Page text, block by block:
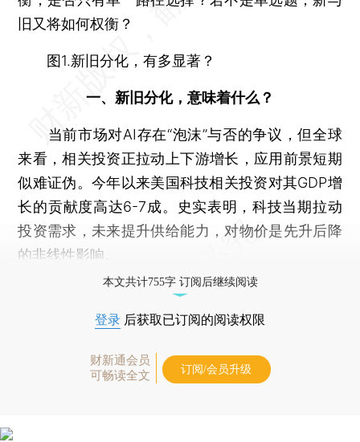
旧又将如何权衡？
图1.新旧分化，有多显著？
一、新旧分化，意味着什么？
当前市场对AI存在“泡沫”与否的争议，但全球
来看，相关投资正拉动上下游增长，应用前景短期
似难证伪。今年以来美国科技相关投资对其GDP增
长的贡献度高达6-7成。史实表明，科技当期拉动
投资需求，未来提升供给能力，对物价是先升后降
的非线性影响。
本文共计755字 订阅后继续阅读
登录 后获取已订阅的阅读权限
财新通会员
可畅读全文
订阅/会员升级